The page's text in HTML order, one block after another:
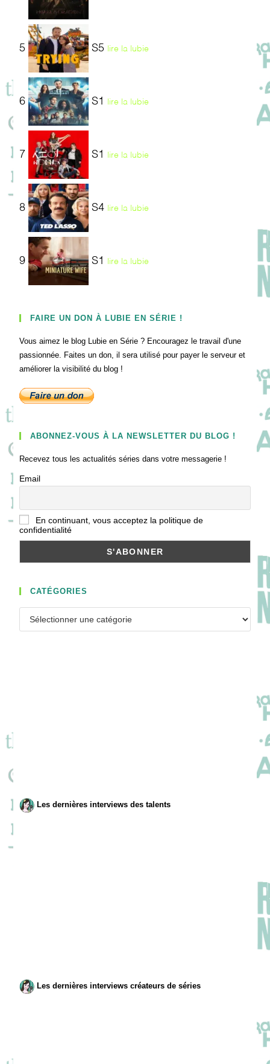
5 S5 lire la lubie
6 S1 lire la lubie
7 S1 lire la lubie
8 S4 lire la lubie
9 S1 lire la lubie
FAIRE UN DON À LUBIE EN SÉRIE !
Vous aimez le blog Lubie en Série ? Encouragez le travail d'une
passionnée. Faites un don, il sera utilisé pour payer le serveur et
améliorer la visibilité du blog !
ABONNEZ-VOUS À LA NEWSLETTER DU BLOG !
Recevez tous les actualités séries dans votre messagerie !
Email
En continuant, vous acceptez la politique de
confidentialité
CATÉGORIES
Les dernières interviews des talents
Les dernières interviews créateurs de séries